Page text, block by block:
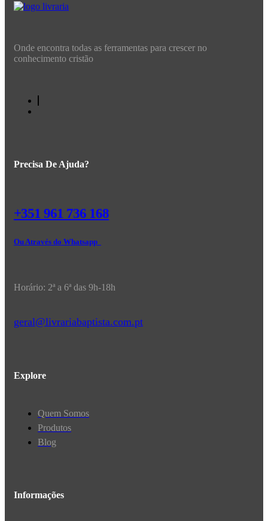
Onde encontra todas as ferramentas para crescer no
conhecimento cristão
Precisa De Ajuda?
+351 961 736 168
Ou Através do Whatsapp
Horário: 2ª a 6ª das 9h-18h
geral@livrariabaptista.com.pt
Explore
Quem Somos
Produtos
Blog
Informações